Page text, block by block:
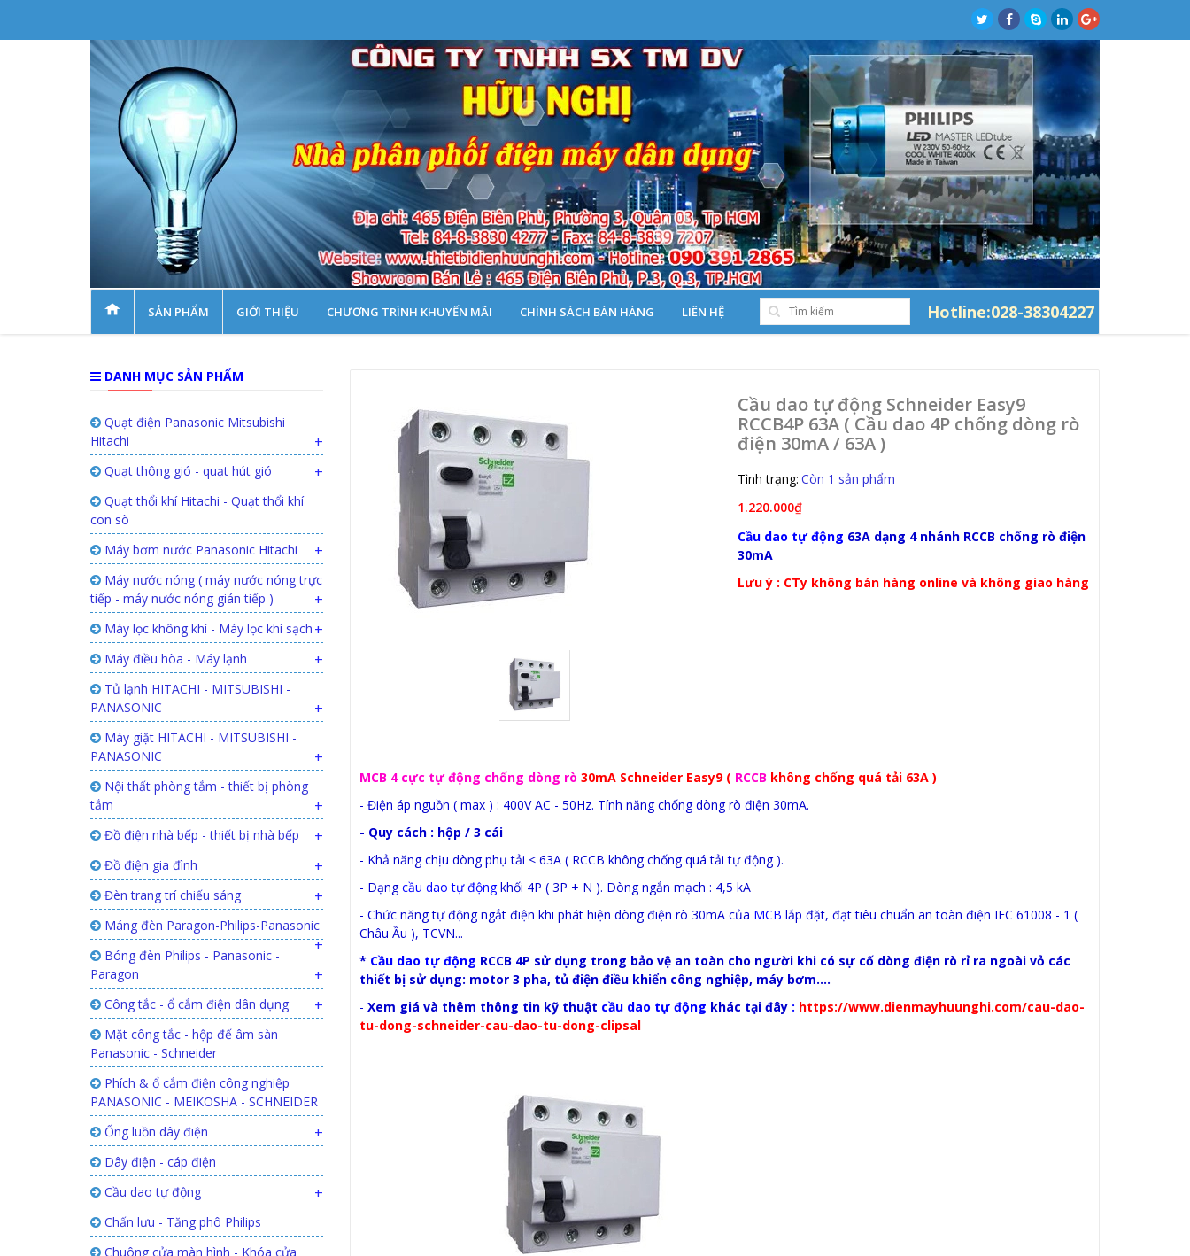
SẢN PHẨM GIỚI THIỆU CHƯƠNG TRÌNH KHUYẾN MÃI CHÍNH SÁCH BÁN HÀNG LIÊN HỆ Hotline:028-38304227
Cầu dao tự động Schneider Easy9
RCCB4P 63A ( Cầu dao 4P chống dòng rò
điện 30mA / 63A )
Tình trạng: Còn 1 sản phẩm
1.220.000₫
Cầu dao tự động 63A dạng 4 nhánh RCCB chống rò điện
30mA
Lưu ý : CTy không bán hàng online và không giao hàng
MCB 4 cực tự động chống dòng rò 30mA Schneider Easy9 ( RCCB không chống quá tải 63A )
- Điện áp nguồn ( max ) : 400V AC - 50Hz. Tính năng chống dòng rò điện 30mA.
- Quy cách : hộp / 3 cái
- Khả năng chịu dòng phụ tải < 63A ( RCCB không chống quá tải tự động ).
- Dạngcầu dao tự độngkhối 4P ( 3P + N ). Dòng ngắn mạch : 4,5 kA
- Chức năng tự động ngắt điện khi phát hiện dòng điện rò 30mA của MCB lắp đặt, đạt tiêu chuẩn an toàn điện IEC 61008 - 1 (
Châu Ầu ), TCVN...
* Cầu dao tự động RCCB 4P sử dụng trong bảo vệ an toàn cho người khi có sự cố dòng điện rò rỉ ra ngoài vỏ các
thiết bị sử dụng: motor 3 pha, tủ điện điều khiển công nghiệp, máy bơm....
- Xem giá và thêm thông tin kỹ thuật cầu dao tự động khác tại đây : https://www.dienmayhuunghi.com/cau-dao-
tu-dong-schneider-cau-dao-tu-dong-clipsal
DANH MỤC SẢN PHẨM
Quạt điện Panasonic Mitsubishi
Hitachi
+
Quạt thông gió - quạt hút gió +
Quạt thổi khí Hitachi - Quạt thổi khí
con sò
Máy bơm nước Panasonic Hitachi
+
Máy nước nóng ( máy nước nóng trực
tiếp - máy nước nóng gián tiếp )
+
Máy lọc không khí - Máy lọc khí sạch +
Máy điều hòa - Máy lạnh +
Tủ lạnh HITACHI - MITSUBISHI -
PANASONIC
+
Máy giặt HITACHI - MITSUBISHI -
PANASONIC
+
Nội thất phòng tắm - thiết bị phòng
tắm
+
Đồ điện nhà bếp - thiết bị nhà bếp +
Đồ điện gia đình +
Đèn trang trí chiếu sáng +
Máng đèn Paragon-Philips-Panasonic
+
Bóng đèn Philips - Panasonic -
Paragon
+
Công tắc - ổ cắm điện dân dụng +
Mặt công tắc - hộp đế âm sàn
Panasonic - Schneider
Phích & ổ cắm điện công nghiệp
PANASONIC - MEIKOSHA - SCHNEIDER
Ống luồn dây điện
+
Dây điện - cáp điện
Cầu dao tự động
+
Chấn lưu - Tăng phô Philips
Chuông cửa màn hình - Khóa cửa